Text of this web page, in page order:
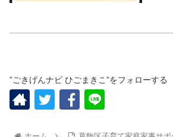
”ごきげんナビ ひごまきこ”をフォローする